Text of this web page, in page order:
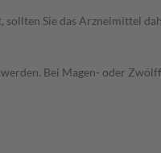
Sie das Arzneimittel
Bei Magen- oder